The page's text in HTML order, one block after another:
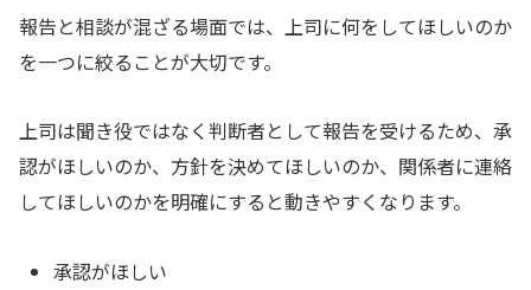
報告と相談が混ざる場面では、上司に何をしてほしいのか
を一つに絞ることが大切です。
上司は聞き役ではなく判断者として報告を受けるため、承
認がほしいのか、方針を決めてほしいのか、関係者に連絡
してほしいのかを明確にすると動きやすくなります。
承認がほしい